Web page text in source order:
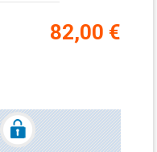
82,00 €